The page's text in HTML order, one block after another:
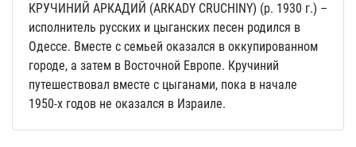
КРУЧИНИЙ АРКАДИЙ (ARKADY CRUCHINY) (р. 1930 г.) –
исполнитель русских и цыганских песен родился в
Одессе. Вместе с семьей оказался в оккупированном
городе, а затем в Восточной Европе. Кручиний
путешествовал вместе с цыганами, пока в начале
1950-х годов не оказался в Израиле.